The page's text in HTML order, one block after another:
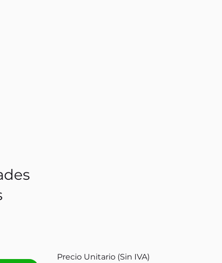
Precio Unitario (Sin IVA)